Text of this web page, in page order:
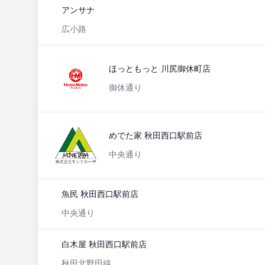
アンサナ
広小路
ほっともっと 川尻御休町店
御休通り
めでた家 秋田西口駅前店
中央通り
魚民 秋田西口駅前店
中央通り
白木屋 秋田西口駅前店